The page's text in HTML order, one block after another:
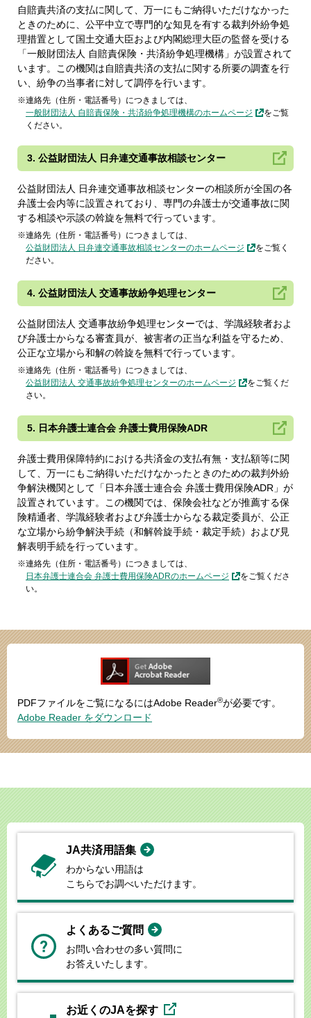
自賠責共済の支払に関して、万一にもご納得いただけなかった
ときのために、公平中立で専門的な知見を有する裁判外紛争処
理措置として国土交通大臣および内閣総理大臣の監督を受ける
「一般財団法人 自賠責保険・共済紛争処理機構」が設置されて
います。この機関は自賠責共済の支払に関する所要の調査を行
い、紛争の当事者に対して調停を行います。
連絡先（住所・電話番号）につきましては、
一般財団法人 自賠責保険・共済紛争処理機構のホームページ
をご覧
ください。
3. 公益財団法人 日弁連交通事故相談センター
公益財団法人 日弁連交通事故相談センターの相談所が全国の各
弁護士会内等に設置されており、専門の弁護士が交通事故に関
する相談や示談の斡旋を無料で行っています。
連絡先（住所・電話番号）につきましては、
公益財団法人 日弁連交通事故相談センターのホームページ
をご覧く
ださい。
4. 公益財団法人 交通事故紛争処理センター
公益財団法人 交通事故紛争処理センターでは、学識経験者およ
び弁護士からなる審査員が、被害者の正当な利益を守るため、
公正な立場から和解の斡旋を無料で行っています。
連絡先（住所・電話番号）につきましては、
公益財団法人 交通事故紛争処理センターのホームページ
をご覧くだ
さい。
5. 日本弁護士連合会 弁護士費用保険ADR
弁護士費用保障特約における共済金の支払有無・支払額等に関
して、万一にもご納得いただけなかったときのための裁判外紛
争解決機関として「日本弁護士連合会 弁護士費用保険ADR」が
設置されています。この機関では、保険会社などが推薦する保
険精通者、学識経験者および弁護士からなる裁定委員が、公正
な立場から紛争解決手続（和解斡旋手続・裁定手続）および見
解表明手続を行っています。
連絡先（住所・電話番号）につきましては、
日本弁護士連合会 弁護士費用保険ADRのホームページ
をご覧くださ
い。
PDFファイルをご覧になるにはAdobe Reader®が必要です。
Adobe Reader をダウンロード
JA共済用語集
わからない用語は
こちらでお調べいただけます。
よくあるご質問
お問い合わせの多い質問に
お答えいたします。
お近くのJAを探す